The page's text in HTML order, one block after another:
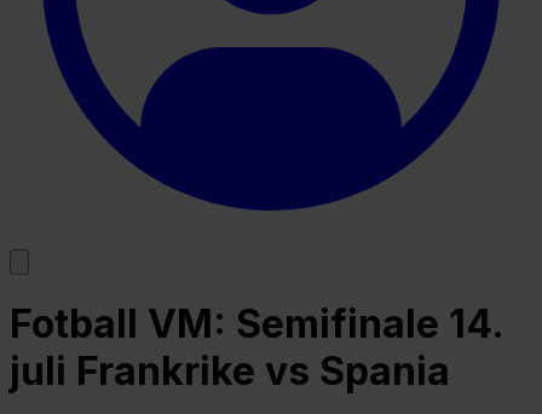
Fotball VM: Semifinale 14.
juli Frankrike vs Spania